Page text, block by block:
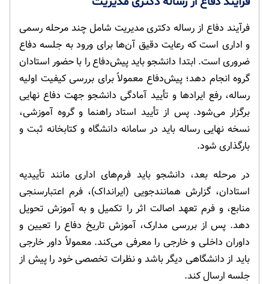
فرآیند دفاع از رساله دکتری مدیریت شامل چند مرحله رسمی
و اداری است که رعایت دقیق آن‌ها برای ورود به جلسه دفاع
ضروری است. ابتدا دانشجو باید پیش‌دفاع را با حضور استادان
گروه انجام دهد؛ پیش‌دفاع معمولاً برای بررسی کیفیت اولیه
رساله، رفع ایرادها و تأیید آمادگی دانشجو جهت دفاع نهایی
برگزار می‌شود. پس از تأیید استاد راهنما و گروه آموزشی،
نسخه نهایی رساله باید در سامانه دانشگاه و کتابخانه ثبت و
بارگذاری شود.
در مرحله بعد، دانشجو باید فرم‌های اداری مانند تأییدیه
استادان، گزارش همانندجویی (ایرانداک)، فرم اعتبارسنجی
منابع، و فرم تعهد اصالت اثر را تکمیل و به آموزش تحویل
دهد. پس از بررسی مدارک، آموزش تاریخ دفاع را تعیین و
داوران داخلی و خارجی را معرفی می‌کند. معمولاً داور خارجی
باید از دانشگاهی دیگر باشد و نظرات تخصصی خود را پیش از
جلسه ارسال کند.